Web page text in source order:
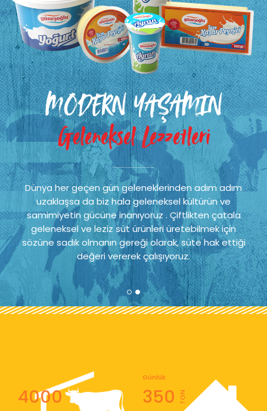
MODERN YAŞAMIN
Geleneksel Lezzetleri
Dünya her geçen gün geleneklerinden adım adım
uzaklaşsa da biz hala geleneksel kültürün ve
samimiyetin gücüne inanıyoruz . Çiftlikten çatala
geleneksel ve leziz süt ürünleri üretebilmek için
sözüne sadık olmanın gereği olarak, süte hak ettiği
değeri vererek çalışıyoruz.
4000 350
Günlük
TON